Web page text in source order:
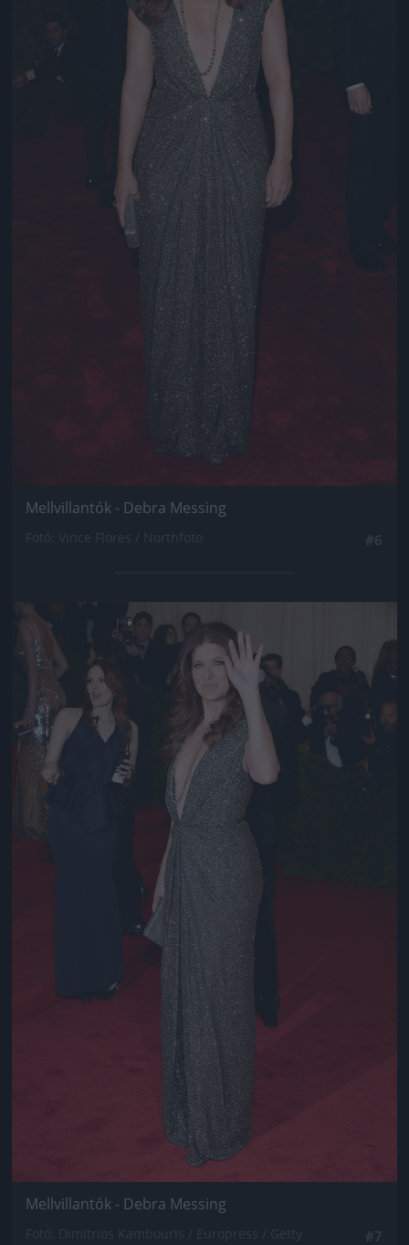
Mellvillantók - Debra Messing
Jön még kép!
Mellvillantók - Debra Messing